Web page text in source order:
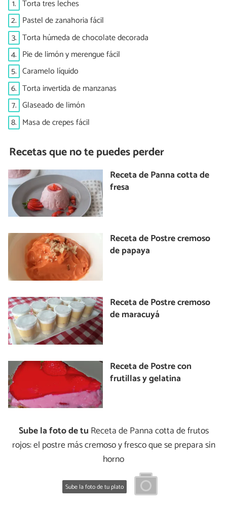
1. Torta tres leches
2. Pastel de zanahoria fácil
3. Torta húmeda de chocolate decorada
4. Pie de limón y merengue fácil
5. Caramelo líquido
6. Torta invertida de manzanas
7. Glaseado de limón
8. Masa de crepes fácil
Recetas que no te puedes perder
Receta de Panna cotta de
fresa
Receta de Postre cremoso
de papaya
Receta de Postre cremoso
de maracuyá
Receta de Postre con
frutillas y gelatina
Sube la foto de tu Receta de Panna cotta de frutos
rojos: el postre más cremoso y fresco que se prepara sin
horno
Sube la foto de tu plato